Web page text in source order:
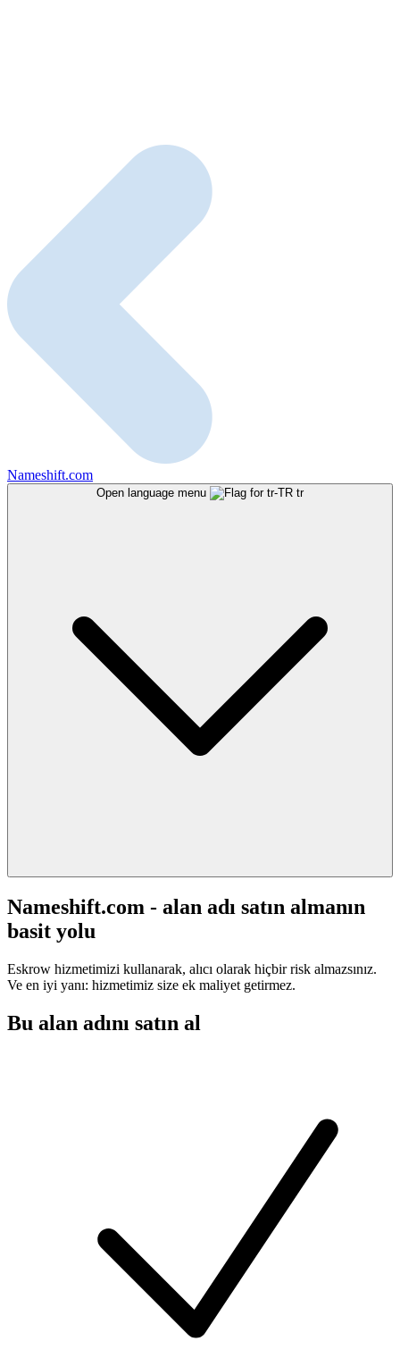
Nameshift.com
Open language menu tr
Nameshift.com - alan adı satın almanın
basit yolu
Eskrow hizmetimizi kullanarak, alıcı olarak hiçbir risk almazsınız.
Ve en iyi yanı: hizmetimiz size ek maliyet getirmez.
Bu alan adını satın al